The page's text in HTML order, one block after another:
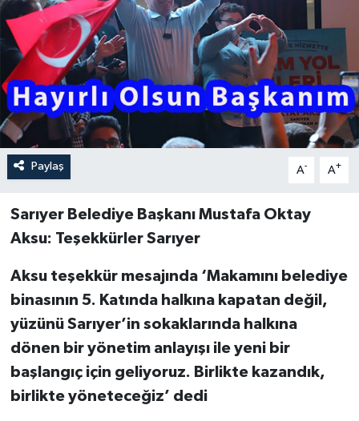
Paylaş A- A+
Sarıyer Belediye Başkanı Mustafa Oktay
Aksu: Teşekkürler Sarıyer
Aksu teşekkür mesajında ‘Makamını belediye
binasının 5. Katında halkına kapatan değil,
yüzünü Sarıyer’in sokaklarında halkına
dönen bir yönetim anlayışı ile yeni bir
başlangıç için geliyoruz. Birlikte kazandık,
birlikte yöneteceğiz’ dedi